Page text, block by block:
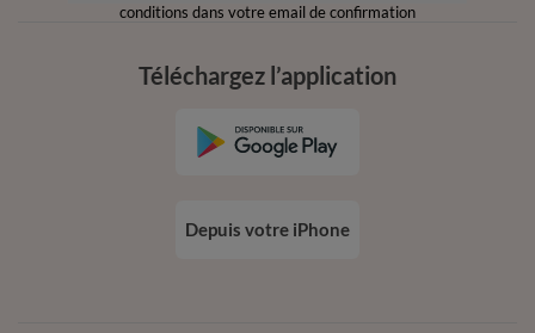
conditions dans votre email de confirmation
Téléchargez l’application
Depuis votre iPhone